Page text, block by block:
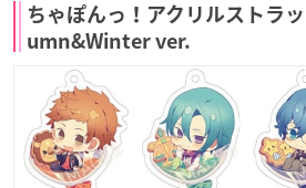
ちゃぽんっ！アクリルストラ
umn&Winter ver.